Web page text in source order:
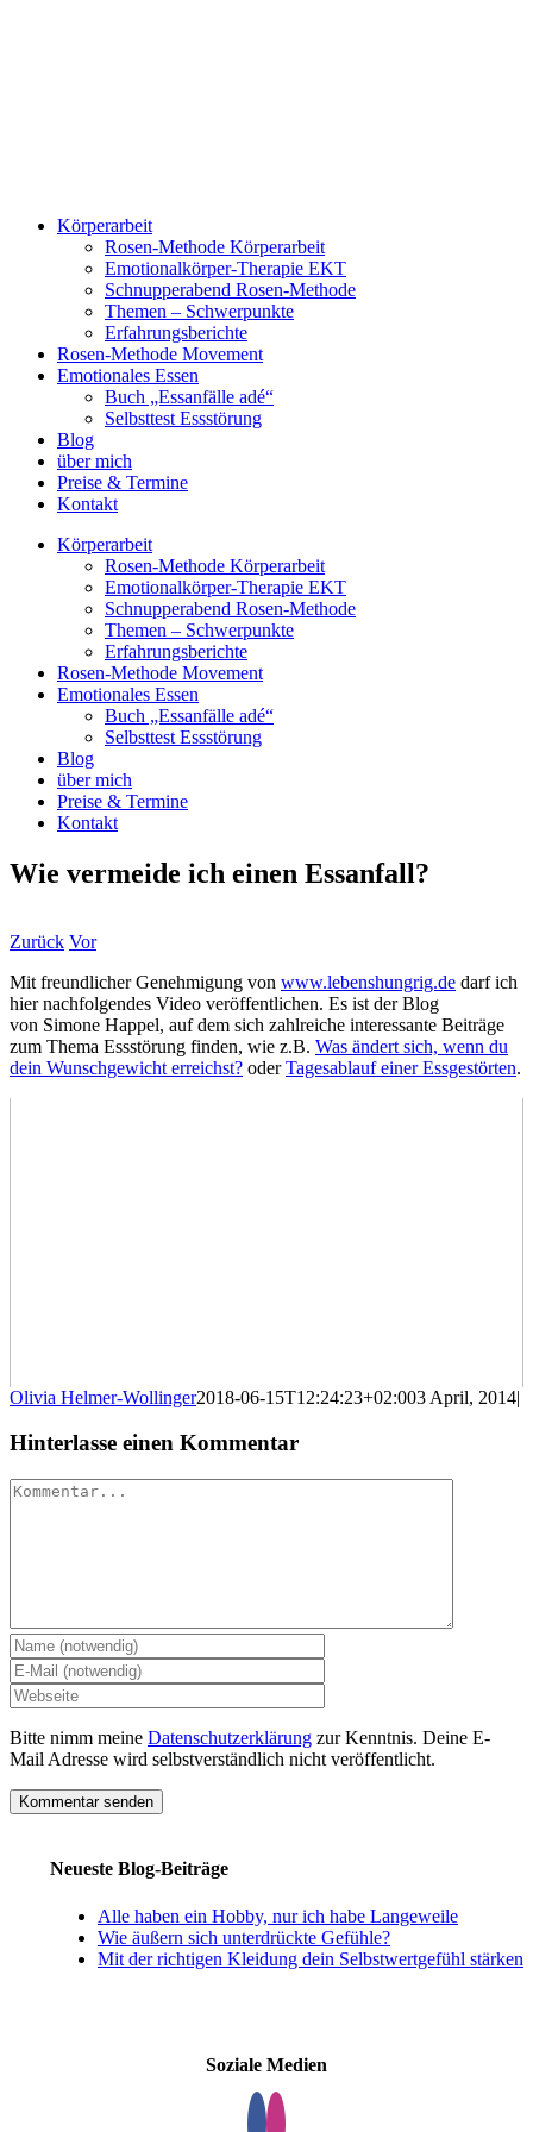
Körperarbeit
Rosen-Methode Körperarbeit
Emotionalkörper-Therapie EKT
Schnupperabend Rosen-Methode
Themen – Schwerpunkte
Erfahrungsberichte
Rosen-Methode Movement
Emotionales Essen
Buch „Essanfälle adé“
Selbsttest Essstörung
Blog
über mich
Preise & Termine
Kontakt
Körperarbeit
Rosen-Methode Körperarbeit
Emotionalkörper-Therapie EKT
Schnupperabend Rosen-Methode
Themen – Schwerpunkte
Erfahrungsberichte
Rosen-Methode Movement
Emotionales Essen
Buch „Essanfälle adé“
Selbsttest Essstörung
Blog
über mich
Preise & Termine
Kontakt
Wie vermeide ich einen Essanfall?
Zurück Vor
Mit freundlicher Genehmigung von www.lebenshungrig.de darf ich
hier nachfolgendes Video veröffentlichen. Es ist der Blog
von Simone Happel, auf dem sich zahlreiche interessante Beiträge
zum Thema Essstörung finden, wie z.B. Was ändert sich, wenn du
dein Wunschgewicht erreichst? oderTagesablauf einer Essgestörten.
Olivia Helmer-Wollinger2018-06-15T12:24:23+02:003 April, 2014|
Hinterlasse einen Kommentar
Kommentar
Bitte nimm meine Datenschutzerklärung zur Kenntnis. Deine E-
Mail Adresse wird selbstverständlich nicht veröffentlicht.
Neueste Blog-Beiträge
Alle haben ein Hobby, nur ich habe Langeweile
Wie äußern sich unterdrückte Gefühle?
Mit der richtigen Kleidung dein Selbstwertgefühl stärken
Soziale Medien